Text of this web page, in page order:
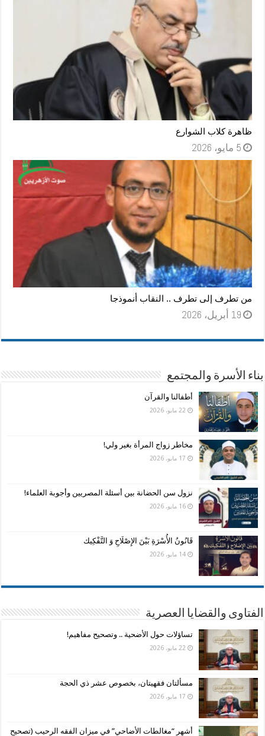
ظاهرة كلاب الشوارع
5 مايو، 2026
من تطرف إلى تطرف .. النقاب أنموذجا
19 أبريل، 2026
بناء الأسرة والمجتمع
أطفالنا والقرآن
22 مايو، 2026
مخاطر زواج المرأة بغير ولي!
17 مايو، 2026
نزول سن الحضانة بين أسئلة المصريين وأجوبة العلماء!
16 مايو، 2026
قَانُونُ الأُسْرَةِ بَيْنَ الإِصْلَاحِ وَ التَّفْكِيك
14 مايو، 2026
الفتاوى والقضايا العصرية
تساؤلات حول الأضحية .. وتصحيح مفاهيم!
22 مايو، 2026
مسألتان فقهيتان، بخصوص عشر ذي الحجة
17 مايو، 2026
أشهر “مغالطات الأضاحي” في ميزان الفقه الرحيب (تصحيح